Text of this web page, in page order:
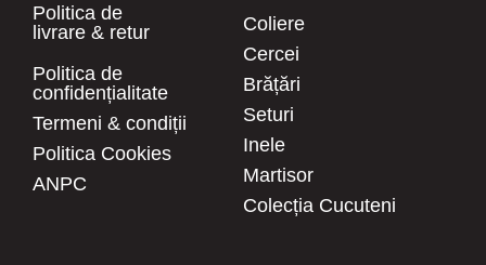
Politica de
livrare & retur
Politica de
confidențialitate
Termeni & condiții
Politica Cookies
ANPC
Coliere
Cercei
Brățări
Seturi
Inele
Martisor
Colecția Cucuteni